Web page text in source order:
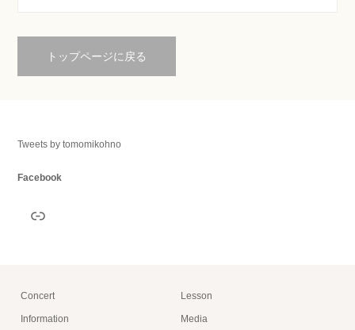
トップページに戻る
Tweets by tomomikohno
Facebook
リンク
Concert
Information
Lesson
Media